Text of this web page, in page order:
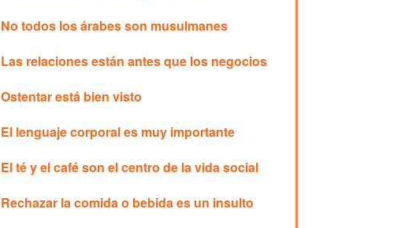
No todos los árabes son musulmanes
Las relaciones están antes que los negocios
Ostentar está bien visto
El lenguaje corporal es muy importante
El té y el café son el centro de la vida social
Rechazar la comida o bebida es un insulto